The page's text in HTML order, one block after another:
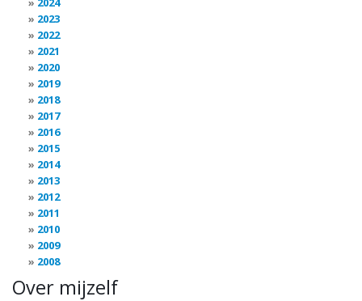
2023
2022
2021
2020
2019
2018
2017
2016
2015
2014
2013
2012
2011
2010
2009
2008
Over mijzelf